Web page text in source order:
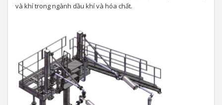
và khí trong ngành dầu khí và hóa chất.